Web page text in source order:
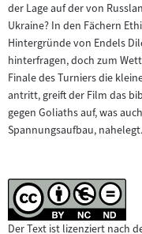
der Lage auf der von
Ukraine? In den Fächern
Hintergründe von Endels
hinterfragen, doch zum
Finale des Turniers die
antritt, greift der Film das
gegen Goliaths auf, was
Spannungsaufbau, nahelegt.
Der Text ist lizenziert nach